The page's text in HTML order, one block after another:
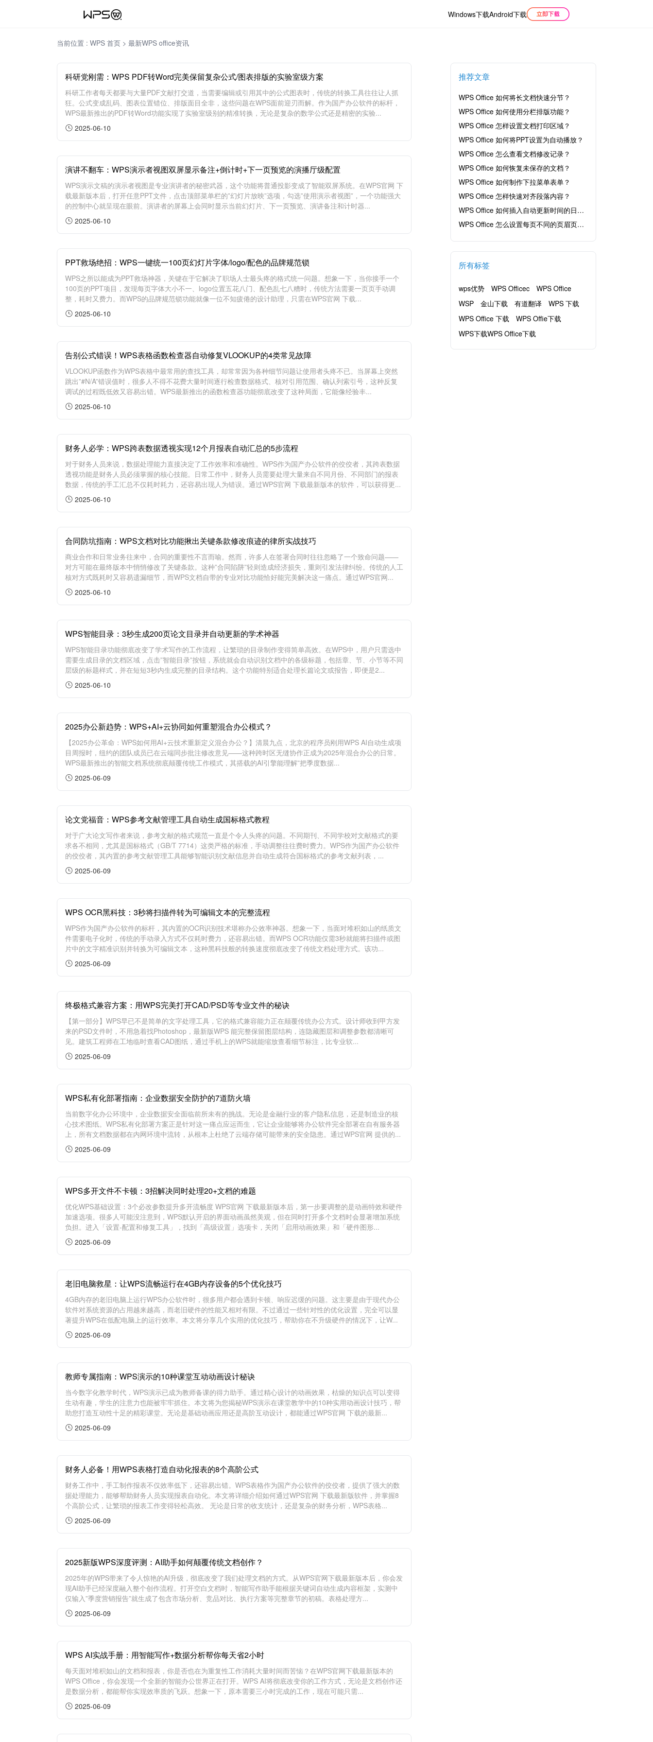
Windows下载Android下载
当前位置 : WPS 首页 > 最新WPS office资讯
科研党刚需：WPS PDF转Word完美保留复杂公式/图表排版的实验室级方案
科研工作者每天都要与大量PDF文献打交道，当需要编辑或引用其中的公式图表时，传统的转换工具往往让人抓
狂。公式变成乱码、图表位置错位、排版面目全非，这些问题在WPS面前迎刃而解。作为国产办公软件的标杆，
WPS最新推出的PDF转Word功能实现了实验室级别的精准转换，无论是复杂的数学公式还是精密的实验...
2025-06-10
演讲不翻车：WPS演示者视图双屏显示备注+倒计时+下一页预览的演播厅级配置
WPS演示文稿的演示者视图是专业演讲者的秘密武器，这个功能将普通投影变成了智能双屏系统。在WPS官网 下
载最新版本后，打开任意PPT文件，点击顶部菜单栏的”幻灯片放映”选项，勾选”使用演示者视图”，一个功能强大
的控制中心就呈现在眼前。演讲者的屏幕上会同时显示当前幻灯片、下一页预览、演讲备注和计时器...
2025-06-10
PPT救场绝招：WPS一键统一100页幻灯片字体/logo/配色的品牌规范锁
WPS之所以能成为PPT救场神器，关键在于它解决了职场人士最头疼的格式统一问题。想象一下，当你接手一个
100页的PPT项目，发现每页字体大小不一、logo位置五花八门、配色乱七八糟时，传统方法需要一页页手动调
整，耗时又费力。而WPS的品牌规范锁功能就像一位不知疲倦的设计助理，只需在WPS官网 下载...
2025-06-10
告别公式错误！WPS表格函数检查器自动修复VLOOKUP的4类常见故障
VLOOKUP函数作为WPS表格中最常用的查找工具，却常常因为各种细节问题让使用者头疼不已。当屏幕上突然
跳出”#N/A”错误值时，很多人不得不花费大量时间逐行检查数据格式、核对引用范围、确认列索引号，这种反复
调试的过程既低效又容易出错。WPS最新推出的函数检查器功能彻底改变了这种局面，它能像经验丰...
2025-06-10
财务人必学：WPS跨表数据透视实现12个月报表自动汇总的5步流程
对于财务人员来说，数据处理能力直接决定了工作效率和准确性。WPS作为国产办公软件的佼佼者，其跨表数据
透视功能是财务人员必须掌握的核心技能。日常工作中，财务人员需要处理大量来自不同月份、不同部门的报表
数据，传统的手工汇总不仅耗时耗力，还容易出现人为错误。通过WPS官网 下载最新版本的软件，可以获得更...
2025-06-10
合同防坑指南：WPS文档对比功能揪出关键条款修改痕迹的律所实战技巧
商业合作和日常业务往来中，合同的重要性不言而喻。然而，许多人在签署合同时往往忽略了一个致命问题——
对方可能在最终版本中悄悄修改了关键条款。这种”合同陷阱”轻则造成经济损失，重则引发法律纠纷。传统的人工
核对方式既耗时又容易遗漏细节，而WPS文档自带的专业对比功能恰好能完美解决这一痛点。通过WPS官网...
2025-06-10
WPS智能目录：3秒生成200页论文目录并自动更新的学术神器
WPS智能目录功能彻底改变了学术写作的工作流程，让繁琐的目录制作变得简单高效。在WPS中，用户只需选中
需要生成目录的文档区域，点击”智能目录”按钮，系统就会自动识别文档中的各级标题，包括章、节、小节等不同
层级的标题样式，并在短短3秒内生成完整的目录结构。这个功能特别适合处理长篇论文或报告，即便是2...
2025-06-10
2025办公新趋势：WPS+AI+云协同如何重塑混合办公模式？
【2025办公革命：WPS如何用AI+云技术重新定义混合办公？】清晨九点，北京的程序员刚用WPS AI自动生成项
目周报时，纽约的团队成员已在云端同步批注修改意见——这种跨时区无缝协作正成为2025年混合办公的日常。
WPS最新推出的智能文档系统彻底颠覆传统工作模式，其搭载的AI引擎能理解”把季度数据...
2025-06-09
论文党福音：WPS参考文献管理工具自动生成国标格式教程
对于广大论文写作者来说，参考文献的格式规范一直是个令人头疼的问题。不同期刊、不同学校对文献格式的要
求各不相同，尤其是国标格式（GB/T 7714）这类严格的标准，手动调整往往费时费力。WPS作为国产办公软件
的佼佼者，其内置的参考文献管理工具能够智能识别文献信息并自动生成符合国标格式的参考文献列表，...
2025-06-09
WPS OCR黑科技：3秒将扫描件转为可编辑文本的完整流程
WPS作为国产办公软件的标杆，其内置的OCR识别技术堪称办公效率神器。想象一下，当面对堆积如山的纸质文
件需要电子化时，传统的手动录入方式不仅耗时费力，还容易出错。而WPS OCR功能仅需3秒就能将扫描件或图
片中的文字精准识别并转换为可编辑文本，这种黑科技般的转换速度彻底改变了传统文档处理方式。该功...
2025-06-09
终极格式兼容方案：用WPS完美打开CAD/PSD等专业文件的秘诀
【第一部分】WPS早已不是简单的文字处理工具，它的格式兼容能力正在颠覆传统办公方式。设计师收到甲方发
来的PSD文件时，不用急着找Photoshop，最新版WPS 能完整保留图层结构，连隐藏图层和调整参数都清晰可
见。建筑工程师在工地临时查看CAD图纸，通过手机上的WPS就能缩放查看细节标注，比专业软...
2025-06-09
WPS私有化部署指南：企业数据安全防护的7道防火墙
当前数字化办公环境中，企业数据安全面临前所未有的挑战。无论是金融行业的客户隐私信息，还是制造业的核
心技术图纸。WPS私有化部署方案正是针对这一痛点应运而生，它让企业能够将办公软件完全部署在自有服务器
上，所有文档数据都在内网环境中流转，从根本上杜绝了云端存储可能带来的安全隐患。通过WPS官网 提供的...
2025-06-09
WPS多开文件不卡顿：3招解决同时处理20+文档的难题
优化WPS基础设置：3个必改参数提升多开流畅度 WPS官网 下载最新版本后，第一步要调整的是动画特效和硬件
加速选项。很多人可能没注意到，WPS默认开启的界面动画虽然美观，但在同时打开多个文档时会显著增加系统
负担。进入「设置-配置和修复工具」，找到「高级设置」选项卡，关闭「启用动画效果」和「硬件图形...
2025-06-09
老旧电脑救星：让WPS流畅运行在4GB内存设备的5个优化技巧
4GB内存的老旧电脑上运行WPS办公软件时，很多用户都会遇到卡顿、响应迟缓的问题。这主要是由于现代办公
软件对系统资源的占用越来越高，而老旧硬件的性能又相对有限。不过通过一些针对性的优化设置，完全可以显
著提升WPS在低配电脑上的运行效率。本文将分享几个实用的优化技巧，帮助你在不升级硬件的情况下，让W...
2025-06-09
教师专属指南：WPS演示的10种课堂互动动画设计秘诀
当今数字化教学时代，WPS演示已成为教师备课的得力助手。通过精心设计的动画效果，枯燥的知识点可以变得
生动有趣，学生的注意力也能被牢牢抓住。本文将为您揭秘WPS演示在课堂教学中的10种实用动画设计技巧，帮
助您打造互动性十足的精彩课堂。无论是基础动画应用还是高阶互动设计，都能通过WPS官网 下载的最新...
2025-06-09
财务人必备！用WPS表格打造自动化报表的8个高阶公式
财务工作中，手工制作报表不仅效率低下，还容易出错。WPS表格作为国产办公软件的佼佼者，提供了强大的数
据处理能力，能够帮助财务人员实现报表自动化。本文将详细介绍如何通过WPS官网 下载最新版软件，并掌握8
个高阶公式，让繁琐的报表工作变得轻松高效。 无论是日常的收支统计，还是复杂的财务分析，WPS表格...
2025-06-09
2025新版WPS深度评测：AI助手如何颠覆传统文档创作？
2025年的WPS带来了令人惊艳的AI升级，彻底改变了我们处理文档的方式。从WPS官网下载最新版本后，你会发
现AI助手已经深度融入整个创作流程。打开空白文档时，智能写作助手能根据关键词自动生成内容框架，实测中
仅输入”季度营销报告”就生成了包含市场分析、竞品对比、执行方案等完整章节的初稿。表格处理方...
2025-06-09
WPS AI实战手册：用智能写作+数据分析帮你每天省2小时
每天面对堆积如山的文档和报表，你是否也在为重复性工作消耗大量时间而苦恼？在WPS官网下载最新版本的
WPS Office，你会发现一个全新的智能办公世界正在打开。WPS AI将彻底改变你的工作方式，无论是文档创作还
是数据分析，都能帮你实现效率质的飞跃。想象一下，原本需要三小时完成的工作，现在可能只需...
2025-06-09
推荐文章
WPS Office 如何将长文档快速分节？
WPS Office 如何使用分栏排版功能？
WPS Office 怎样设置文档打印区域？
WPS Office 如何将PPT设置为自动播放？
WPS Office 怎么查看文档修改记录？
WPS Office 如何恢复未保存的文档？
WPS Office 如何制作下拉菜单表单？
WPS Office 怎样快速对齐段落内容？
WPS Office 如何插入自动更新时间的日期？
WPS Office 怎么设置每页不同的页眉页脚？
所有标签
wps优势 WPS Officec
WPS Office
WSP
金山下载 有道翻译
WPS 下载
WPS Office 下载
WPS Offie下载
WPS下载WPS Office下载